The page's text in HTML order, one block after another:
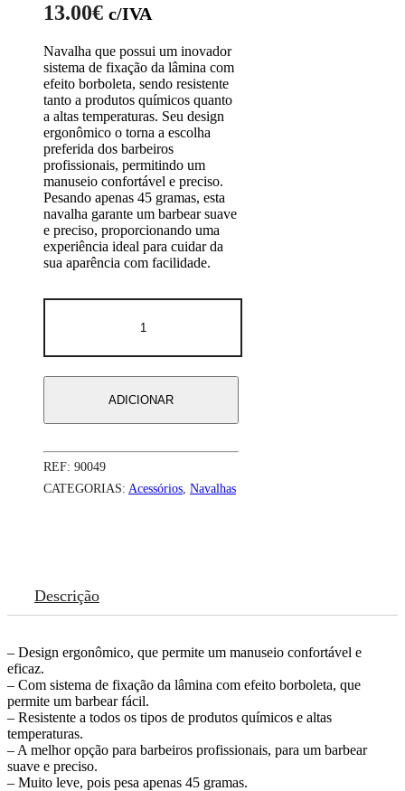
13.00€ c/IVA
Navalha que possui um inovador
sistema de fixação da lâmina com
efeito borboleta, sendo resistente
tanto a produtos químicos quanto
a altas temperaturas. Seu design
ergonômico o torna a escolha
preferida dos barbeiros
profissionais, permitindo um
manuseio confortável e preciso.
Pesando apenas 45 gramas, esta
navalha garante um barbear suave
e preciso, proporcionando uma
experiência ideal para cuidar da
sua aparência com facilidade.
de
Premium
Blessed
ADICIONAR
REF: 90049
CATEGORIAS: Acessórios Navalhas
Descrição
– Design ergonômico, que permite um manuseio confortável e
eficaz.
– Com sistema de fixação da lâmina com efeito borboleta, que
permite um barbear fácil.
– Resistente a todos os tipos de produtos químicos e altas
temperaturas.
– A melhor opção para barbeiros profissionais, para um barbear
suave e preciso.
– Muito leve, pois pesa apenas 45 gramas.